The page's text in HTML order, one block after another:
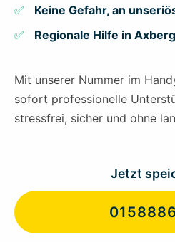
Keine Gefahr, an
Regionale Hilfe in
Mit unserer Nummer im
sofort professionelle
stressfrei, sicher und ohne
Jetzt